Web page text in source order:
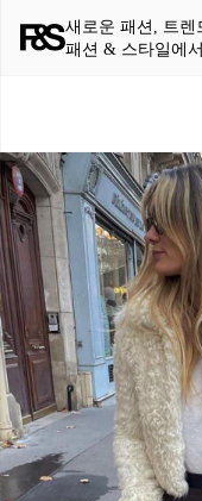
새로운 패션, 트렌
패션 & 스타일에